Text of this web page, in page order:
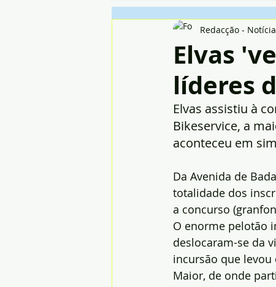
Elvas
líderes
Redacção -
Elvas assistiu à
Bikeservice, a
aconteceu em
Da Avenida de
totalidade dos
a concurso
O enorme pelotão
deslocaram-se da
incursão que levou
Maior, de onde